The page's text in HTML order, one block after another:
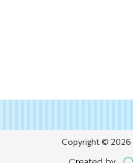
Copyright © 2026